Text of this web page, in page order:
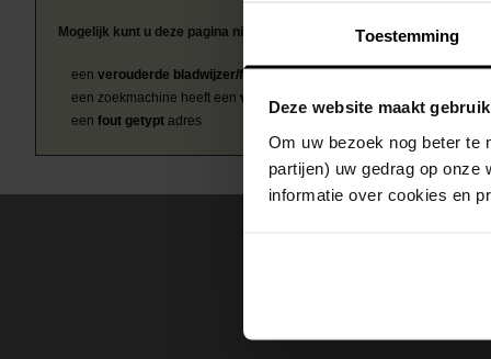
Toestemming
Deze website maakt
Om uw bezoek nog beter te
partijen) uw gedrag op
informatie over cookies en
Mogelijk kunt u deze pagina niet bezoeken door:
een verouderde bladwijzer/favoriet
een zoekmachine heeft een verouderde lijst van de website
een fout getypt adres